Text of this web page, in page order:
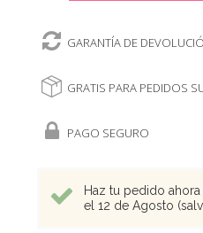
GARANTÍA DE
GRATIS PARA PEDIDOS
PAGO SEGURO
Haz tu pedido
el 12 de Agosto